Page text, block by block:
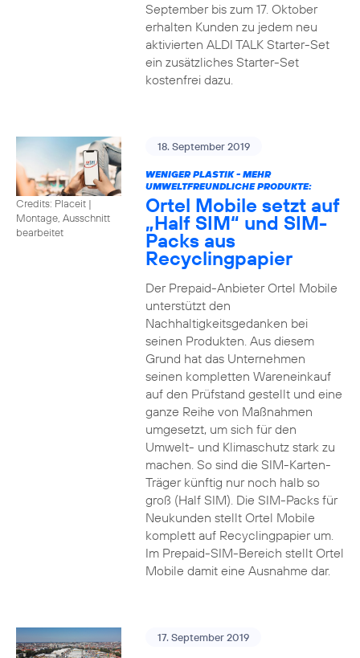
September bis zum 17. Oktober
erhalten Kunden zu jedem neu
aktivierten ALDI TALK Starter-Set
ein zusätzliches Starter-Set
kostenfrei dazu.
Credits: Placeit |
Montage, Ausschnitt
bearbeitet
18. September 2019
WENIGER PLASTIK - MEHR
UMWELTFREUNDLICHE PRODUKTE:
Ortel Mobile setzt auf
„Half SIM“ und SIM-
Packs aus
Recyclingpapier
Der Prepaid-Anbieter Ortel Mobile
unterstützt den
Nachhaltigkeitsgedanken bei
seinen Produkten. Aus diesem
Grund hat das Unternehmen
seinen kompletten Wareneinkauf
auf den Prüfstand gestellt und eine
ganze Reihe von Maßnahmen
umgesetzt, um sich für den
Umwelt- und Klimaschutz stark zu
machen. So sind die SIM-Karten-
Träger künftig nur noch halb so
groß (Half SIM). Die SIM-Packs für
Neukunden stellt Ortel Mobile
komplett auf Recyclingpapier um.
Im Prepaid-SIM-Bereich stellt Ortel
Mobile damit eine Ausnahme dar.
17. September 2019